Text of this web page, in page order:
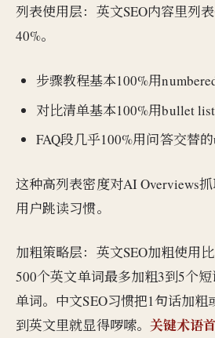
列表使用层：英文SEO内容里列
40%。
步骤教程基本100%用
对比清单基本100%用bullet list
FAQ段几乎100%用问答交替
这种高列表密度对AI Overviews
用户跳读习惯。
加粗策略层：英文SEO加粗使用
500个英文单词最多加粗3到5个
单词。中文SEO习惯把1句话加
到英文里就显得啰嗦。 关键术语